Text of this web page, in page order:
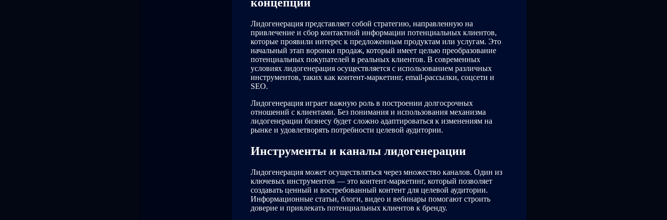
концепции
Лидогенерация представляет собой стратегию, направленную на
привлечение и сбор контактной информации потенциальных клиентов,
которые проявили интерес к предложенным продуктам или услугам. Это
начальный этап воронки продаж, который имеет целью преобразование
потенциальных покупателей в реальных клиентов. В современных
условиях лидогенерация осуществляется с использованием различных
инструментов, таких как контент-маркетинг, email-рассылки, соцсети и
SEO.
Лидогенерация играет важную роль в построении долгосрочных
отношений с клиентами. Без понимания и использования механизма
лидогенерации бизнесу будет сложно адаптироваться к изменениям на
рынке и удовлетворять потребности целевой аудитории.
Инструменты и каналы лидогенерации
Лидогенерация может осуществляться через множество каналов. Один из
ключевых инструментов — это контент-маркетинг, который позволяет
создавать ценный и востребованный контент для целевой аудитории.
Информационные статьи, блоги, видео и вебинары помогают строить
доверие и привлекать потенциальных клиентов к бренду.